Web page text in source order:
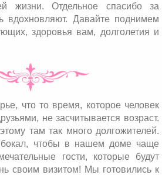
жизни. Отдельное спасибо за
вдохновляют. Давайте поднимем
здоровья вам, долголетия и
что то время, которое человек
не засчитывается возраст.
там так много долгожителей.
бокал, чтобы в нашем доме чаще
гости, которые будут
своим визитом! Мы готовились к